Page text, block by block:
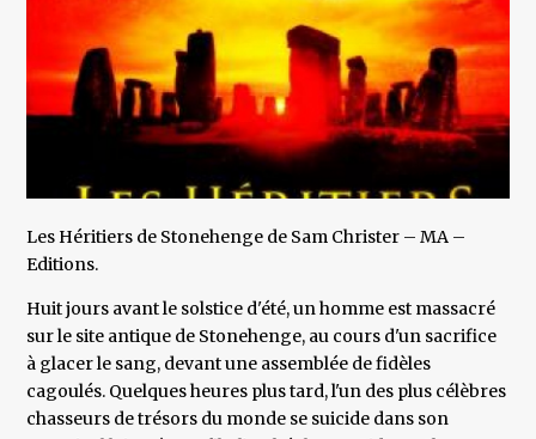
Les Héritiers de Stonehenge de Sam Christer – MA –
Editions.
Huit jours avant le solstice d'été, un homme est massacré
sur le site antique de Stonehenge, au cours d'un sacrifice
à glacer le sang, devant une assemblée de fidèles
cagoulés. Quelques heures plus tard, l'un des plus célèbres
chasseurs de trésors du monde se suicide dans son